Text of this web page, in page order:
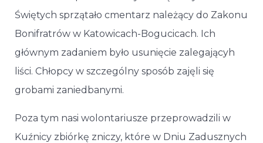
Świętych sprzątało cmentarz należący do Zakonu
Bonifratrów w Katowicach-Bogucicach. Ich
głównym zadaniem było usunięcie zalegającyh
liści. Chłopcy w szczególny sposób zajęli się
grobami zaniedbanymi.
Poza tym nasi wolontariusze przeprowadzili w
Kuźnicy zbiórkę zniczy, które w Dniu Zadusznych